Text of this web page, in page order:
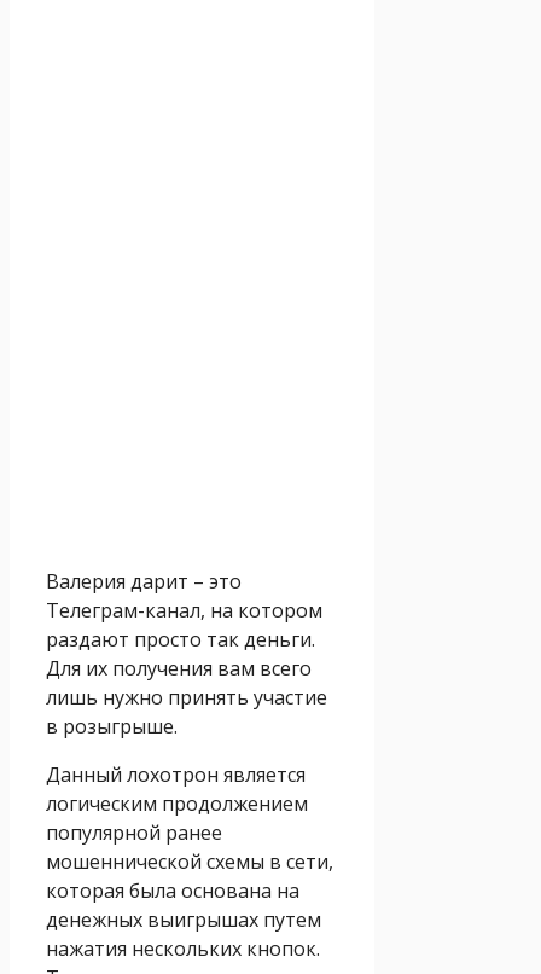
Валерия дарит – это
Телеграм-канал, на котором
раздают просто так деньги.
Для их получения вам всего
лишь нужно принять участие
в розыгрыше.
Данный лохотрон является
логическим продолжением
популярной ранее
мошеннической схемы в сети,
которая была основана на
денежных выигрышах путем
нажатия нескольких кнопок.